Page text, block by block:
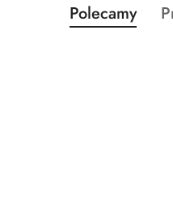
Pomiń karuzelę
Produkty
o
Polecamy